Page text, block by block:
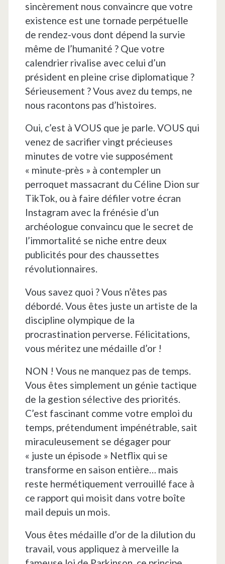
sincèrement nous convaincre que votre
existence est une tornade perpétuelle
de rendez-vous dont dépend la survie
même de l’humanité ? Que votre
calendrier rivalise avec celui d’un
président en pleine crise diplomatique ?
Sérieusement ? Vous avez du temps, ne
nous racontons pas d’histoires.
Oui, c’est à VOUS que je parle. VOUS qui
venez de sacrifier vingt précieuses
minutes de votre vie supposément
« minute-près » à contempler un
perroquet massacrant du Céline Dion sur
TikTok, ou à faire défiler votre écran
Instagram avec la frénésie d’un
archéologue convaincu que le secret de
l’immortalité se niche entre deux
publicités pour des chaussettes
révolutionnaires.
Vous savez quoi ? Vous n’êtes pas
débordé. Vous êtes juste un artiste de la
discipline olympique de la
procrastination perverse. Félicitations,
vous méritez une médaille d’or !
NON ! Vous ne manquez pas de temps.
Vous êtes simplement un génie tactique
de la gestion sélective des priorités.
C’est fascinant comme votre emploi du
temps, prétendument impénétrable, sait
miraculeusement se dégager pour
« juste un épisode » Netflix qui se
transforme en saison entière… mais
reste hermétiquement verrouillé face à
ce rapport qui moisit dans votre boîte
mail depuis un mois.
Vous êtes médaille d’or de la dilution du
travail, vous appliquez à merveille la